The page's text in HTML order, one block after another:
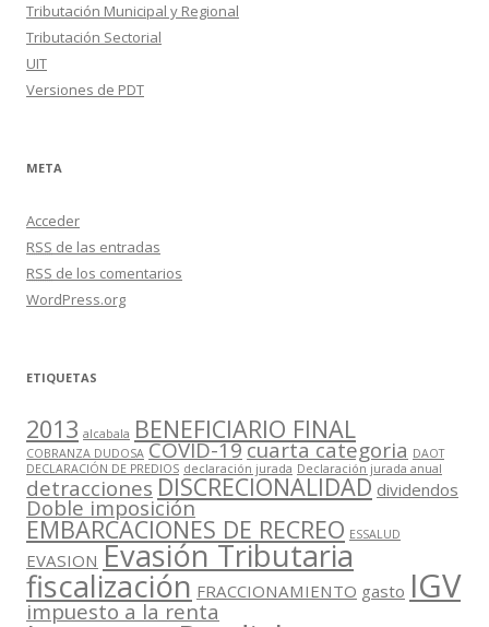
Tributación Municipal y Regional
Tributación Sectorial
UIT
Versiones de PDT
META
Acceder
RSS de las entradas
RSS de los comentarios
WordPress.org
ETIQUETAS
2013 alcabala BENEFICIARIO FINAL
COBRANZA DUDOSA COVID-19cuarta categoria DAOT
DECLARACIÓN DE PREDIOS declaración jurada Declaración jurada anual
detracciones DISCRECIONALIDAD dividendos
Doble imposición
EMBARCACIONES DE RECREO ESSALUD
EVASION Evasión Tributaria
fiscalización FRACCIONAMIENTO gasto IGV
impuesto a la renta